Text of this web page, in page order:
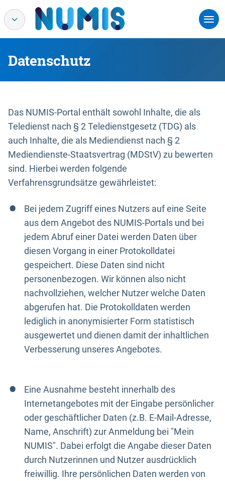
Datenschutz
Das NUMIS-Portal enthält sowohl Inhalte, die als
Teledienst nach § 2 Teledienstgesetz (TDG) als
auch Inhalte, die als Mediendienst nach § 2
Mediendienste-Staatsvertrag (MDStV) zu bewerten
sind. Hierbei werden folgende
Verfahrensgrundsätze gewährleistet:
Bei jedem Zugriff eines Nutzers auf eine Seite
aus dem Angebot des NUMIS-Portals und bei
jedem Abruf einer Datei werden Daten über
diesen Vorgang in einer Protokolldatei
gespeichert. Diese Daten sind nicht
personenbezogen. Wir können also nicht
nachvollziehen, welcher Nutzer welche Daten
abgerufen hat. Die Protokolldaten werden
lediglich in anonymisierter Form statistisch
ausgewertet und dienen damit der inhaltlichen
Verbesserung unseres Angebotes.
Eine Ausnahme besteht innerhalb des
Internetangebotes mit der Eingabe persönlicher
oder geschäftlicher Daten (z.B. E-Mail-Adresse,
Name, Anschrift) zur Anmeldung bei "Mein
NUMIS". Dabei erfolgt die Angabe dieser Daten
durch Nutzerinnen und Nutzer ausdrücklich
freiwillig. Ihre persönlichen Daten werden von